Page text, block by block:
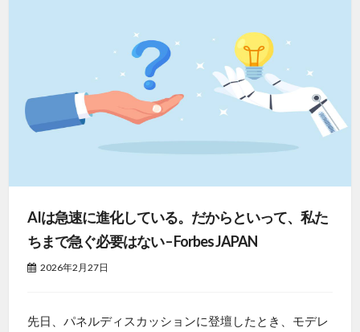
AIは急速に進化している。だからといって、私た
ちまで急ぐ必要はない – Forbes JAPAN
2026年2月27日
先日、パネルディスカッションに登壇したとき、モデレ